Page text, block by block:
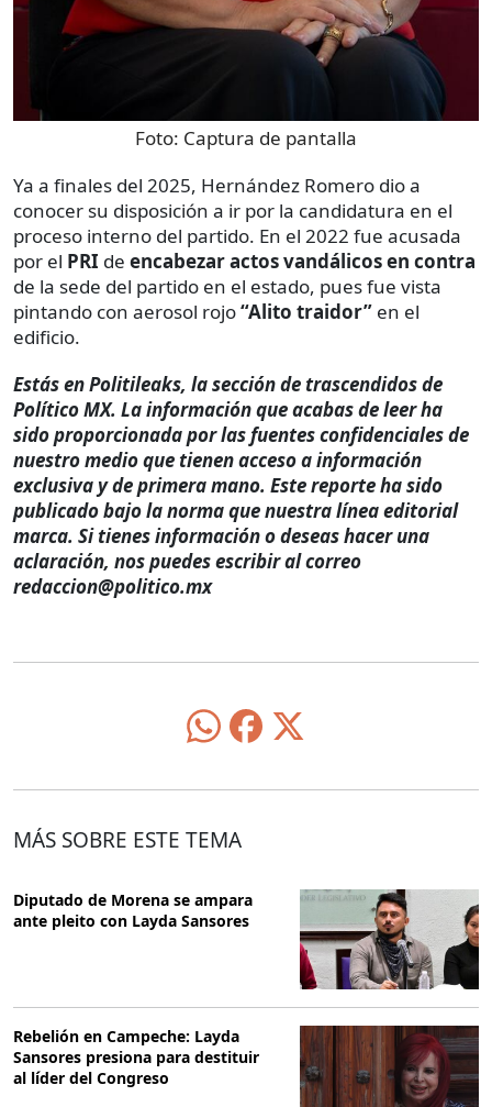
Foto: Captura de pantalla
Ya a finales del 2025, Hernández Romero dio a
conocer su disposición a ir por la candidatura en el
proceso interno del partido. En el 2022 fue acusada
por el PRI de encabezar actos vandálicos en contra
de la sede del partido en el estado, pues fue vista
pintando con aerosol rojo“Alito traidor” en el
edificio.
Estás en Politileaks, la sección de trascendidos de
Político MX. La información que acabas de leer ha
sido proporcionada por las fuentes confidenciales de
nuestro medio que tienen acceso a información
exclusiva y de primera mano. Este reporte ha sido
publicado bajo la norma que nuestra línea editorial
marca. Si tienes información o deseas hacer una
aclaración, nos puedes escribir al correo
redaccion@politico.mx
MÁS SOBRE ESTE TEMA
Diputado de Morena se ampara
ante pleito con Layda Sansores
Rebelión en Campeche: Layda
Sansores presiona para destituir
al líder del Congreso